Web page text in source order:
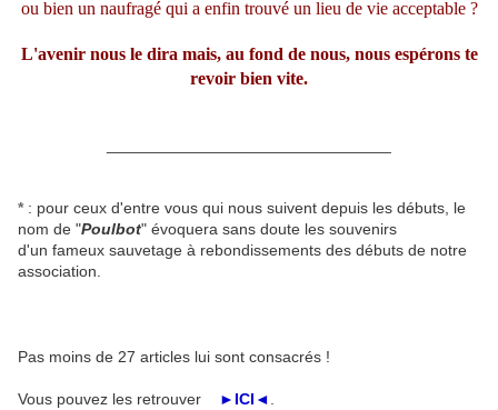
ou bien un naufragé qui a enfin trouvé un lieu de vie acceptable ?
L'avenir nous le dira mais, au fond de nous, nous espérons te
revoir bien vite.
*: pour ceux d'entre vous qui nous suivent depuis les débuts, le
nom de "Poulbot" évoquera sans doute les souvenirs
d'un fameux sauvetage à rebondissements des débuts de notre
association.
Pas moins de 27 articles lui sont consacrés !
Vous pouvez les retrouver ►ICI◄